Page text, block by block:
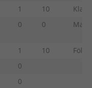
1 10
0 0
1 10
0
0